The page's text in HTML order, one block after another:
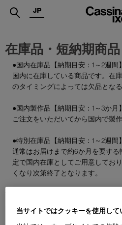
.
SERVICES
MAGAZINE
SUPPORT
SHOPS
CATALOGUES
JP
在庫品・短納期商品
●国内在庫品【納期目安：1～2週間】
国内に在庫している商品です。在
のタイミングによっては欠品とな
●国内製作品【納期目安：1～3か月】
ご注文をいただいてから国内で製
●特別在庫品【納期目安：1～2週間】
通常はお届けまで約6か月を要す
定で国内在庫としてご用意してお
くなり次第終了となります。
当サイトではクッキーを使用して